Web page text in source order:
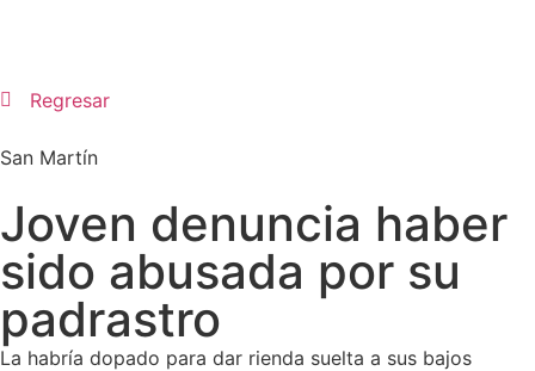
Regresar
San Martín
Joven denuncia haber
sido abusada por su
padrastro
La habría dopado para dar rienda suelta a sus bajos